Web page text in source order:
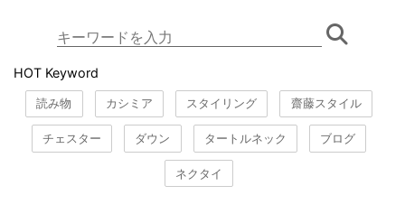
HOT Keyword
読み物 カシミア スタイリング 齋藤スタイル
チェスター ダウン タートルネック ブログ
ネクタイ